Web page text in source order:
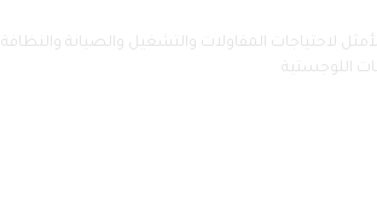
الأمثل لاحتياجات المقاولات والتشغيل والصيانة والنظافة
اللوجستية